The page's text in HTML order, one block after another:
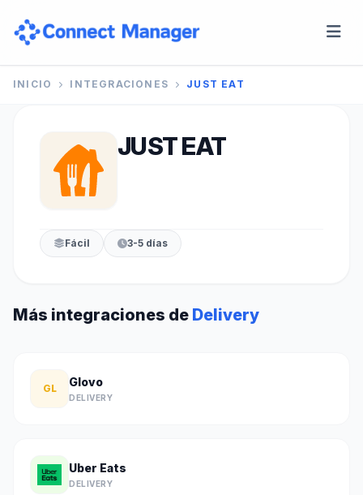
INICIO INTEGRACIONES JUST EAT
JUST EAT
Fácil 3-5 días
Más integraciones de Delivery
GL Glovo
DELIVERY
Uber Eats
DELIVERY